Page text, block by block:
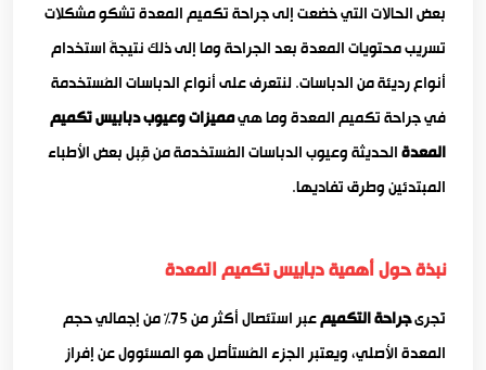
بعض الحالات التي خضعت إلى جراحة تكميم المعدة تشكو مشكلات
تسريب محتويات المعدة بعد الجراحة وما إلى ذلك نتيجةَ استخدام
أنواع رديئة من الدباسات. لنتعرف على أنواع الدباسات المُستخدمة
في جراحة تكميم المعدة وما هيمميزات وعيوب دبابيس تكميم
المعدةالحديثة وعيوب الدباسات المُستخدمة من قِبل بعض الأطباء
المبتدئين وطرق تفاديها.
نبذة حول أهمية دبابيس تكميم المعدة
تُجرىجراحة التكميم
عبر استئصال أكثر من 75% من إجمالي حجم
المعدة الأصلي، ويعتبر الجزء المُستأصل هو المسئوول عن إفراز